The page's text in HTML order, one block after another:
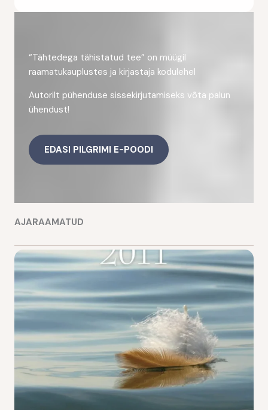
“Tähtedega tähistatud tee” on müügil
raamatukauplustes ja kirjastaja kodulehel
Autorilt pühenduse sissekirjutamiseks võta palun
ühendust!
EDASI PILGRIMI E-POODI
AJARAAMATUD